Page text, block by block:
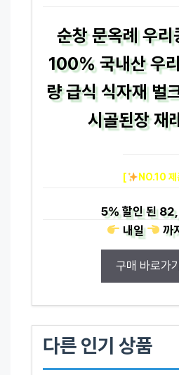
순창 문옥례 우
100% 국내산 우
량 급식 식자재 벌
시골된장 재
[ NO.10 제
5%할인 된
내일
까
구매 바로가기
다른 인기 상품